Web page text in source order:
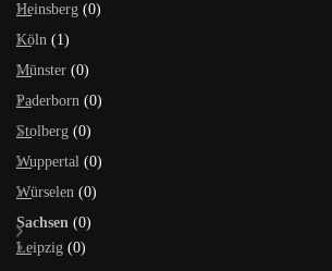
Heinsberg (0)
Köln (1)
Münster (0)
Paderborn (0)
Stolberg (0)
Wuppertal (0)
Würselen (0)
Sachsen (0)
Leipzig (0)